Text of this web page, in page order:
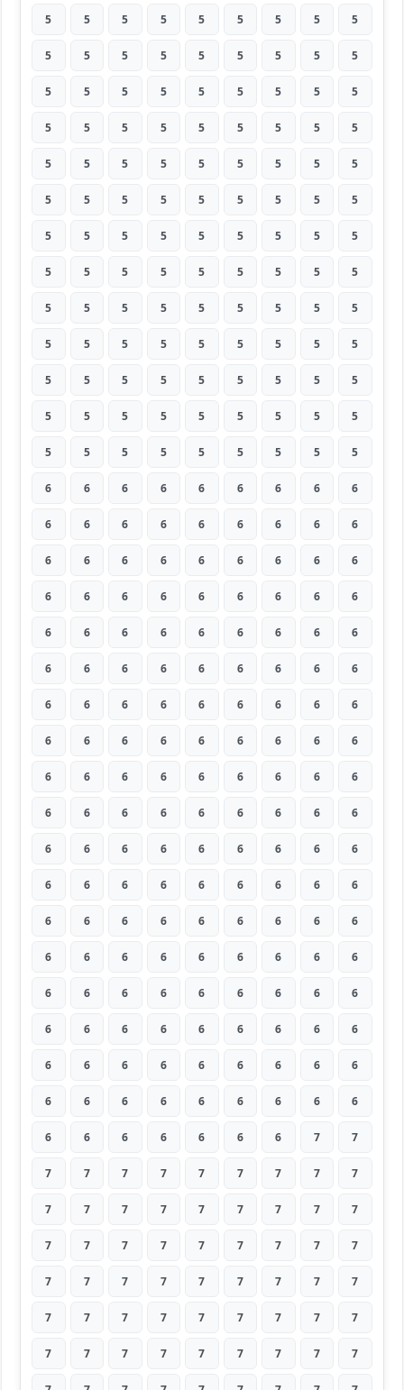
5 5 5 5 5 5 5 5 5
5 5 5 5 5 5 5 5 5
5 5 5 5 5 5 5 5 5
5 5 5 5 5 5 5 5 5
5 5 5 5 5 5 5 5 5
5 5 5 5 5 5 5 5 5
5 5 5 5 5 5 5 5 5
5 5 5 5 5 5 5 5 5
5 5 5 5 5 5 5 5 5
5 5 5 5 5 5 5 5 5
5 5 5 5 5 5 5 5 5
5 5 5 5 5 5 5 5 5
5 5 5 5 5 5 5 5 5
6 6 6 6 6 6 6 6 6
6 6 6 6 6 6 6 6 6
6 6 6 6 6 6 6 6 6
6 6 6 6 6 6 6 6 6
6 6 6 6 6 6 6 6 6
6 6 6 6 6 6 6 6 6
6 6 6 6 6 6 6 6 6
6 6 6 6 6 6 6 6 6
6 6 6 6 6 6 6 6 6
6 6 6 6 6 6 6 6 6
6 6 6 6 6 6 6 6 6
6 6 6 6 6 6 6 6 6
6 6 6 6 6 6 6 6 6
6 6 6 6 6 6 6 6 6
6 6 6 6 6 6 6 6 6
6 6 6 6 6 6 6 6 6
6 6 6 6 6 6 6 6 6
6 6 6 6 6 6 6 6 6
6 6 6 6 6 6 6 7 7
7 7 7 7 7 7 7 7 7
7 7 7 7 7 7 7 7 7
7 7 7 7 7 7 7 7 7
7 7 7 7 7 7 7 7 7
7 7 7 7 7 7 7 7 7
7 7 7 7 7 7 7 7 7